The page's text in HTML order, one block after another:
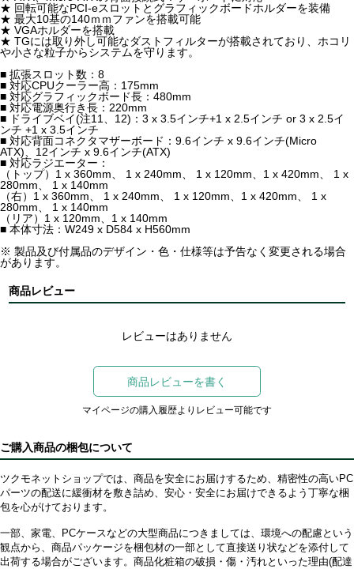
★ 回転可能なPCI-eスロットとグラフィックボードホルダーを装備
★ 最大10基の140ｍｍファンを搭載可能
★ VGAホルダーを搭載
★ TGには取り外し可能なダストフィルターが搭載されており、ホコリ
や小さな粒子からシステムを守ります。
■ 拡張スロット数：8
■ 対応CPUクーラー高：175mm
■ 対応グラフィックボード長：480mm
■ 対応電源奥行き長：220mm
■ ドライブベイ(注11、12)：3 x 3.5インチ+1 x 2.5インチ or 3 x 2.5イ
ンチ +1 x 3.5インチ
■ 対応背面コネクタマザーボード：9.6インチ x 9.6インチ(Micro
ATX)、12インチ x 9.6インチ(ATX)
■ 対応ラジエーター：
（トップ）1 x 360mm、 1 x 240mm、 1 x 120mm、1 x 420mm、 1 x
280mm、 1 x 140mm
（右）1 x 360mm、 1 x 240mm、 1 x 120mm、1 x 420mm、 1 x
280mm、 1 x 140mm
（リア）1 x 120mm、1 x 140mm
■ 本体寸法：W249 x D584 x H560mm
※ 製品及び付属品のデザイン・色・仕様等は予告なく変更される場合
があります。
商品レビュー
レビューはありません
商品レビューを書く
マイページの購入履歴よりレビュー可能です
ご購入商品の梱包について
ツクモネットショップでは、商品を安全にお届けするため、精密性の高いPC
パーツの配送に緩衝材を敷き詰め、安心・安全にお届けできるよう丁寧な梱
包を心がけております。
一部、家電、PCケースなどの大型商品につきましては、環境への配慮という
観点から、商品パッケージを梱包材の一部として直接送り状などを添付して
出荷する場合がございます。商品化粧箱の破損・傷・汚れといった理由(配達